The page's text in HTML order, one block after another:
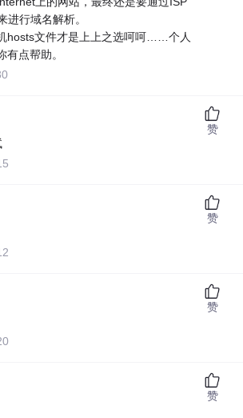
进行域名解析。
hosts文件才是上上之选呵呵……个人
有点帮助。
赞
赞
赞
赞